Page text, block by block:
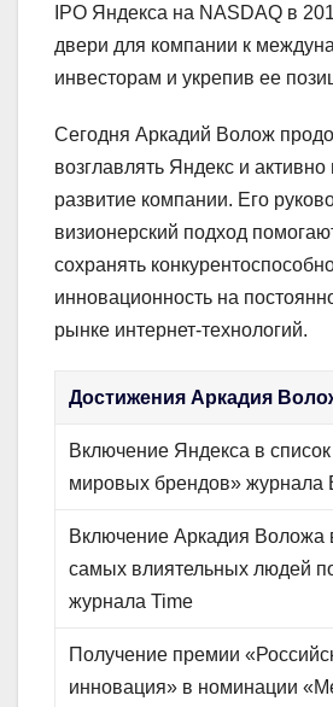
IPO Яндекса на NASDAQ в
двери для компании к
инвесторам и укрепив ее
Сегодня Аркадий Волож
возглавлять Яндекс и активно
развитие компании. Его
визионерский подход
сохранять
инновационность на
рынке интернет-технологий.
Достижения Аркадия
Включение Яндекса в
мировых брендов» журнала
Включение Аркадия Воложа
самых влиятельных людей
журнала Time
Получение премии
инновация» в номинации